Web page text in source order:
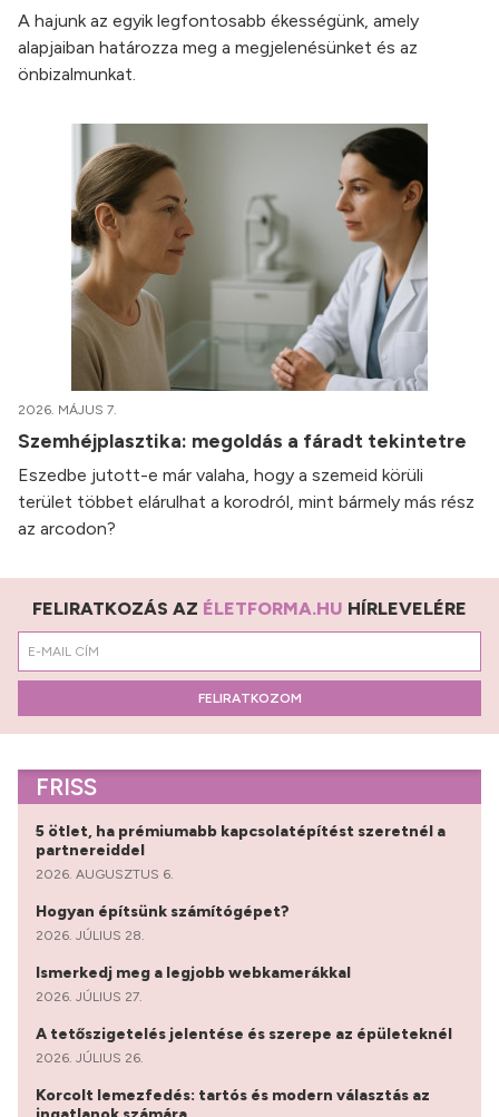
A hajunk az egyik legfontosabb ékességünk, amely
alapjaiban határozza meg a megjelenésünket és az
önbizalmunkat.
2026. MÁJUS 7.
Szemhéjplasztika: megoldás a fáradt tekintetre
Eszedbe jutott-e már valaha, hogy a szemeid körüli
terület többet elárulhat a korodról, mint bármely más rész
az arcodon?
FELIRATKOZÁS AZ ÉLETFORMA.HU HÍRLEVELÉRE
FELIRATKOZOM
FRISS
5 ötlet, ha prémiumabb kapcsolatépítést szeretnél a
partnereiddel
2026. AUGUSZTUS 6.
Hogyan építsünk számítógépet?
2026. JÚLIUS 28.
Ismerkedj meg a legjobb webkamerákkal
2026. JÚLIUS 27.
A tetőszigetelés jelentése és szerepe az épületeknél
2026. JÚLIUS 26.
Korcolt lemezfedés: tartós és modern választás az